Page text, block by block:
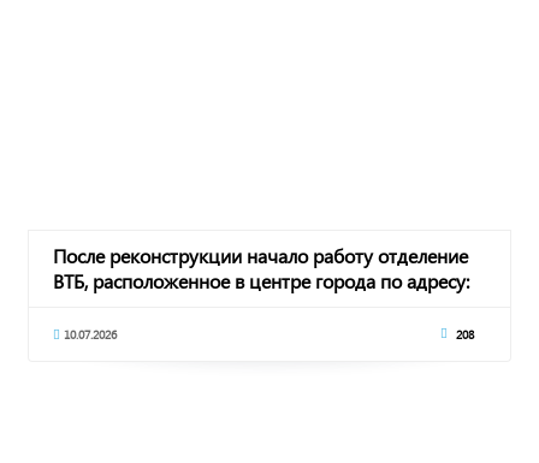
После реконструкции начало работу отделение
ВТБ, расположенное в центре города по адресу:
10.07.2026 208